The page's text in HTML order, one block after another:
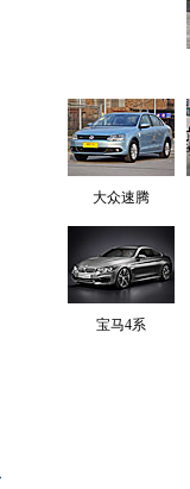
大众速腾
宝马4系